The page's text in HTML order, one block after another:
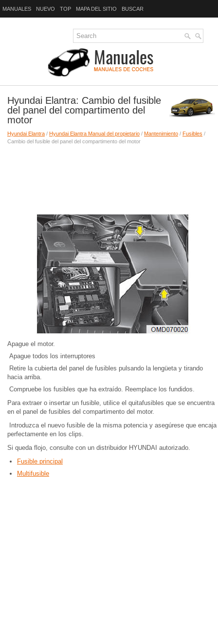
MANUALES NUEVO TOP MAPA DEL SITIO BUSCAR
Hyundai Elantra: Cambio del fusible
del panel del compartimento del
motor
Hyundai Elantra / Hyundai Elantra Manual del propietario / Mantenimiento / Fusibles /
Cambio del fusible del panel del compartimento del motor
Apague el motor.
Apague todos los interruptores
Retire la cubierta del panel de fusibles pulsando la lengüeta y tirando
hacia arriba.
Compruebe los fusibles que ha extraído. Reemplace los fundidos.
Para extraer o insertar un fusible, utilice el quitafusibles que se encuentra
en el panel de fusibles del compartimento del motor.
Introduzca el nuevo fusible de la misma potencia y asegúrese que encaja
perfectamente en los clips.
Si queda flojo, consulte con un distribuidor HYUNDAI autorizado.
Fusible principal
Multifusible